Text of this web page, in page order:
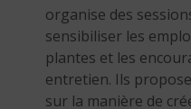
organise des
sensibiliser les
plantes et les
entretien. Ils
sur la manière de